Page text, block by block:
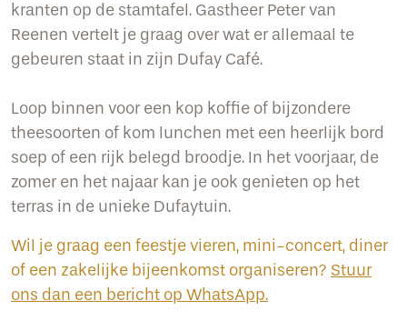
kranten op de stamtafel. Gastheer Peter van
Reenen vertelt je graag over wat er allemaal te
gebeuren staat in zijn Dufay Café.
Loop binnen voor een kop koffie of bijzondere
theesoorten of kom lunchen met een heerlijk bord
soep of een rijk belegd broodje. In het voorjaar, de
zomer en het najaar kan je ook genieten op het
terras in de unieke Dufaytuin.
Wil je graag een feestje vieren, mini-concert, diner
of een zakelijke bijeenkomst organiseren? Stuur
ons dan een bericht op WhatsApp.